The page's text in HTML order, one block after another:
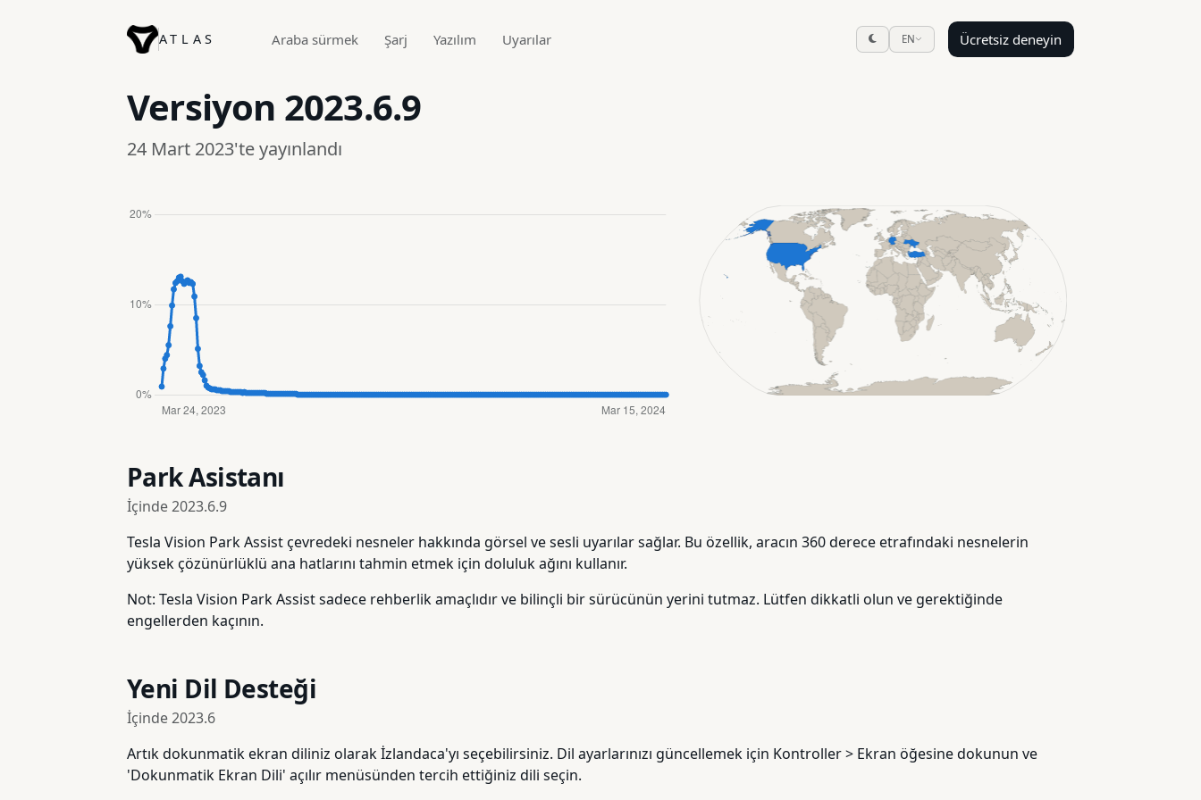
ATLAS Araba sürmek Şarj Yazılım Uyarılar EN Ücretsiz deneyin
Versiyon 2023.6.9
24 Mart 2023'te yayınlandı
Park Asistanı
İçinde2023.6.9
Tesla Vision Park Assist çevredeki nesneler hakkında görsel ve sesli uyarılar sağlar. Bu özellik, aracın 360 derece etrafındaki nesnelerin
yüksek çözünürlüklü ana hatlarını tahmin etmek için doluluk ağını kullanır.
Not: Tesla Vision Park Assist sadece rehberlik amaçlıdır ve bilinçli bir sürücünün yerini tutmaz. Lütfen dikkatli olun ve gerektiğinde
engellerden kaçının.
Yeni Dil Desteği
İçinde2023.6
Artık dokunmatik ekran diliniz olarak İzlandaca'yı seçebilirsiniz. Dil ayarlarınızı güncellemek için Kontroller > Ekran öğesine dokunun ve
'Dokunmatik Ekran Dili' açılır menüsünden tercih ettiğiniz dili seçin.